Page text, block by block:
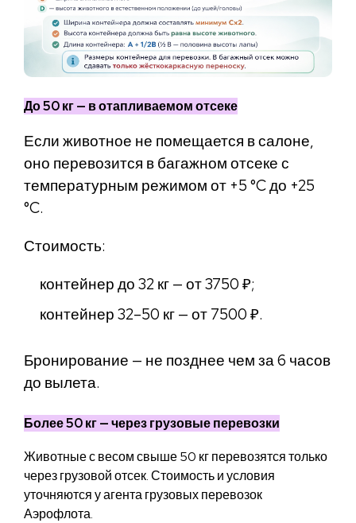
До 50 кг — в отапливаемом отсеке
Если животное не помещается в салоне,
оно перевозится в багажном отсеке с
температурным режимом от +5 °C до +25
°C.
Стоимость:
контейнер до 32 кг — от 3750 ₽;
контейнер 32–50 кг — от 7500 ₽.
Бронирование — не позднее чем за 6 часов
до вылета.
Более 50 кг — через грузовые перевозки
Животные с весом свыше 50 кг перевозятся только
через грузовой отсек. Стоимость и условия
уточняются у агента грузовых перевозок
Аэрофлота.